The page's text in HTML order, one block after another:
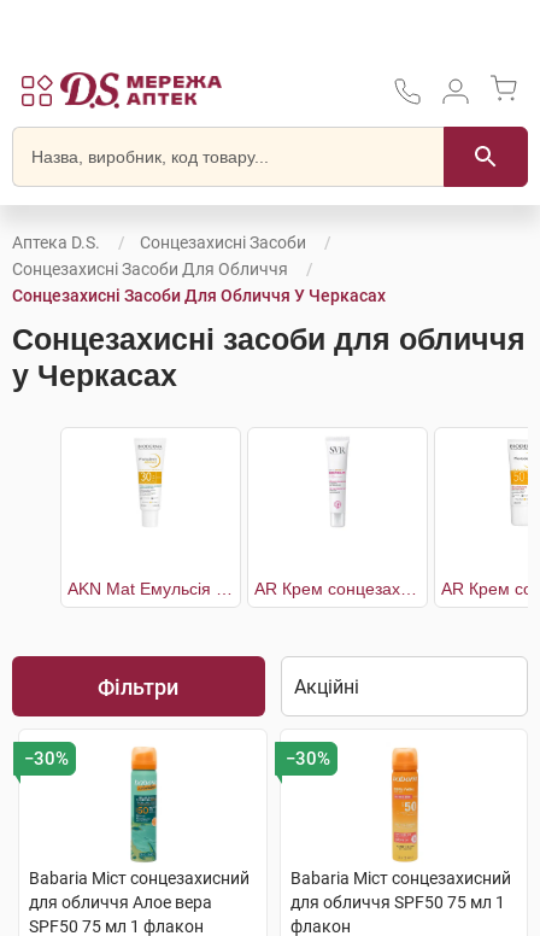
Аптека D.S.
Сонцезахисні Засоби
Сонцезахисні Засоби Для Обличчя
Сонцезахисні Засоби Для Обличчя У Черкасах
Сонцезахисні засоби для обличчя
у Черкасах
Фільтри
−30%
Babaria Міст сонцезахисний
для обличчя Алое вера
SPF50 75 мл 1 флакон
−30%
Babaria Міст сонцезахисний
для обличчя SPF50 75 мл 1
флакон